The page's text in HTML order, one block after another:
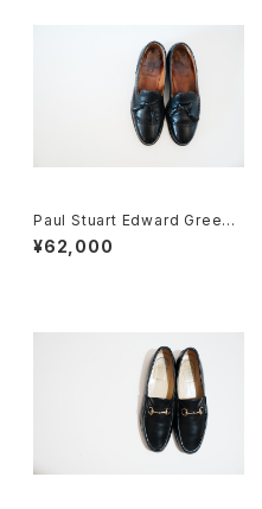
Paul Stuart Edward Green
製 タッセルブローグ 7D
¥62,000